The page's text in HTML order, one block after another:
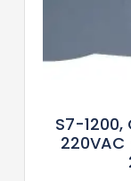
S7-1200,
220VAC